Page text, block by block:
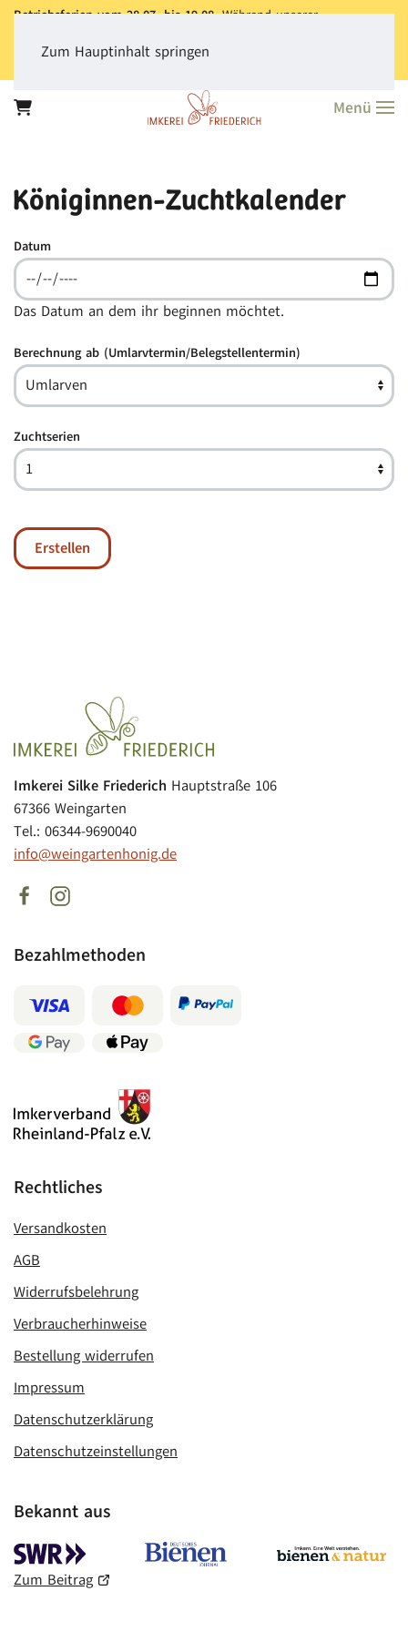
Betriebsferien vom 28.07. bis 19.08.Während unserer
dass derVersand aller Bestellungen erst ab dem 20.08.
Vielen Dank für Ihr Verständnis!
Zum Hauptinhalt springen
Menü
Königinnen-Zuchtkalender
Datum
Das Datum an dem ihr beginnen möchtet.
Berechnung ab (Umlarvtermin/Belegstellentermin)
Zuchtserien
Erstellen
Imkerei Silke Friederich Hauptstraße 106
67366 Weingarten
Tel.: 06344-9690040
info@weingartenhonig.de
Bezahlmethoden
Rechtliches
Versandkosten
AGB
Widerrufsbelehrung
Verbraucherhinweise
Bestellung widerrufen
Impressum
Datenschutzerklärung
Datenschutzeinstellungen
Bekannt aus
Zum Beitrag